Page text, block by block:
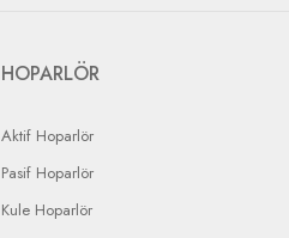
HOPARLÖR
Aktif Hoparlör
Pasif Hoparlör
Kule Hoparlör